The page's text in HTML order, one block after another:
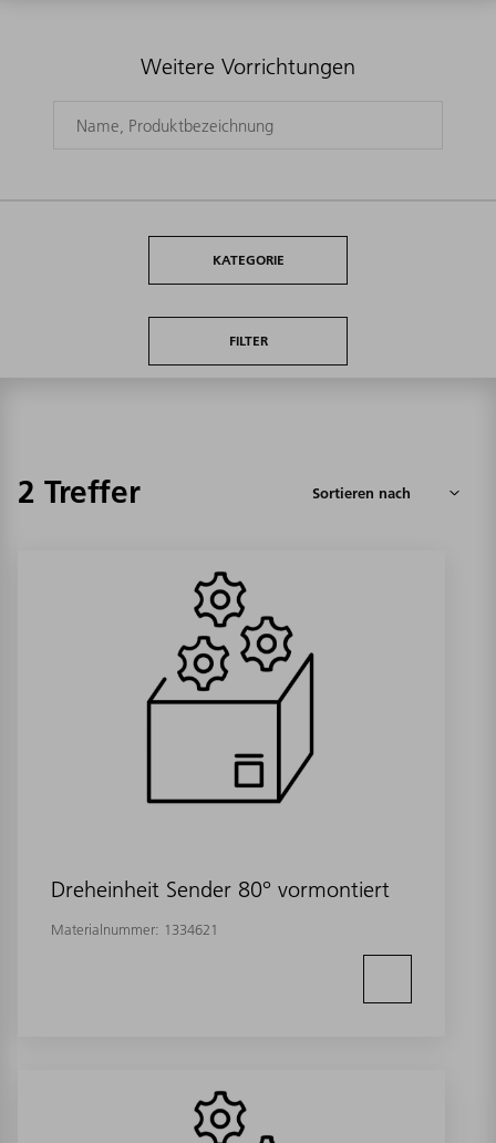
Weitere Vorrichtungen
KATEGORIE
FILTER
2 Treffer
Dreheinheit Sender 80° vormontiert
Materialnummer: 1334621